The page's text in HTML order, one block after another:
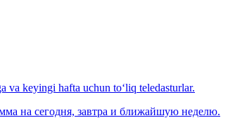
keyingi hafta uchun to‘liq teledasturlar.
на сегодня, завтра и ближайшую неделю.